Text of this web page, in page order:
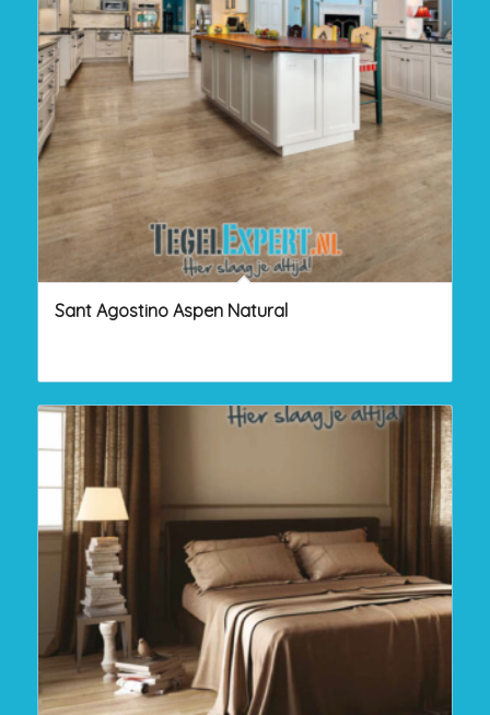
Sant Agostino Aspen Natural